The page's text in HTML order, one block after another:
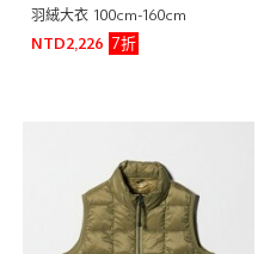
羽絨大衣 100cm-160cm
NTD2,226
7折